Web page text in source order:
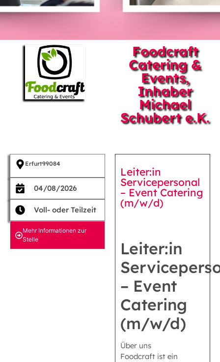
Foodcraft
Catering &
Events,
Inhaber
Michael
Schubert e.K.
Erfurt99084
04/08/2026
Voll- oder Teilzeit
Mehr Informationen zur
Stelle
Leiter:in
Servicepersonal
– Event Catering
(m/w/d)
Leiter:in
– Event
Catering
(m/w/d)
Über uns
Foodcraft ist ein